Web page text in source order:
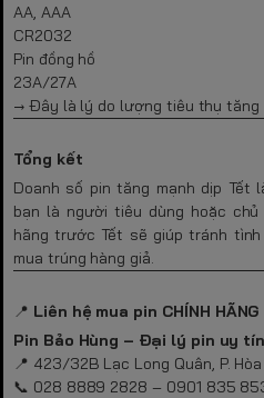
AA, AAA
CR2032
Pin đồng hồ
23A/27A
→ Đây là lý do lượng tiêu thụ tăng
Tổng kết
Doanh số pin tăng mạnh dịp Tết
bạn là người tiêu dùng hoặc
hãng trước Tết sẽ giúp tránh
mua trúng hàng giả.
📍 Liên hệ mua pin CHÍNH
Pin Bảo Hùng – Đại lý pin uy
📍 423/32B Lạc Long Quân, P. Hòa
📞 028 8889 2828 – 0901 835